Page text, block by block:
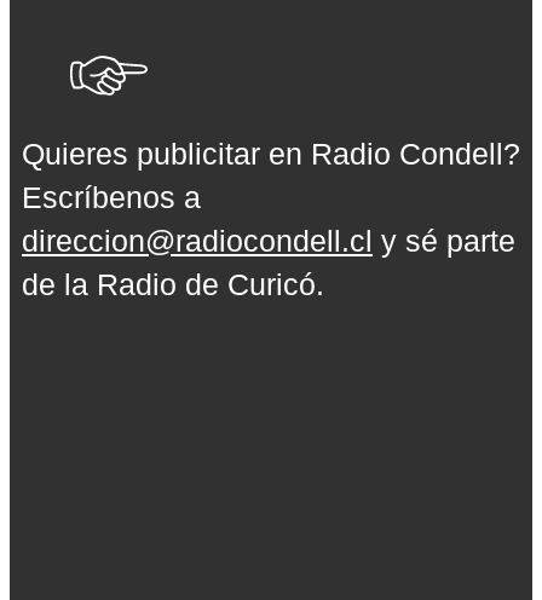
Quieres publicitar en Radio Condell?
Escríbenos a
direccion@radiocondell.cl y sé parte
de la Radio de Curicó.